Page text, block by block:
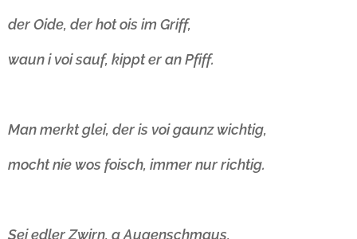
der Oide, der hot ois im Griff,
waun i voi sauf, kippt er an Pfiff.
Man merkt glei, der is voi gaunz wichtig,
mocht nie wos foisch, immer nur richtig.
Sei edler Zwirn, a Augenschmaus,